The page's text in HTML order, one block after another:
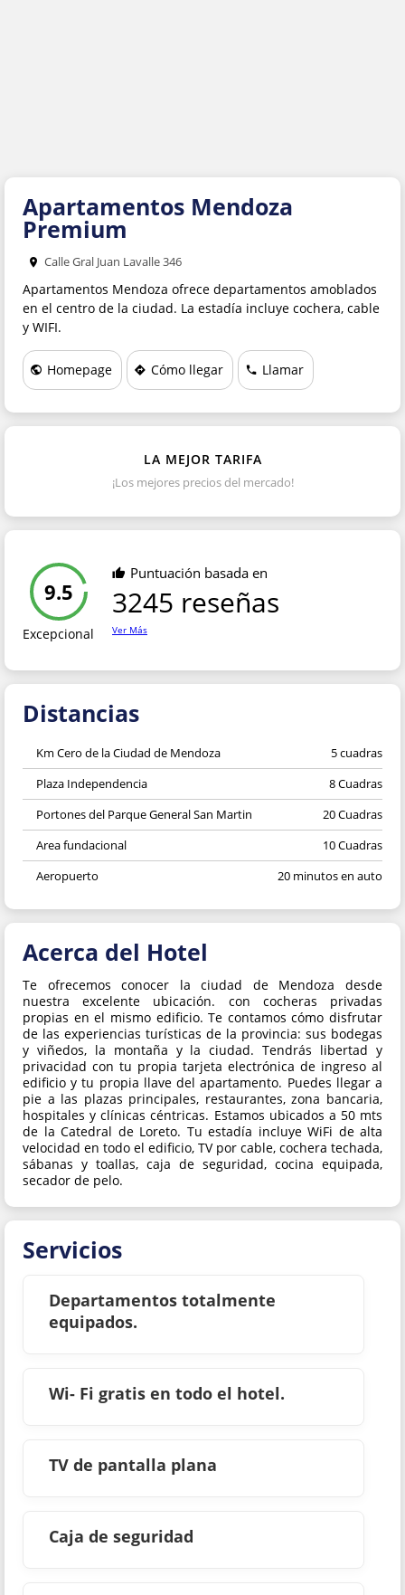
PROVINCIA
CONSULTA
Apartamentos Mendoza
Premium
Calle Gral Juan Lavalle 346
Apartamentos Mendoza ofrece departamentos amoblados
en el centro de la ciudad. La estadía incluye cochera, cable
y WIFI.
Homepage Cómo llegar Llamar
LA MEJOR TARIFA
¡Los mejores precios del mercado!
9.5
Excepcional
Puntuación basada en
3245 reseñas
Ver Más
Distancias
Km Cero de la Ciudad de Mendoza
5 cuadras
Plaza Independencia
8 Cuadras
Portones del Parque General San Martin
20 Cuadras
Area fundacional
10 Cuadras
Aeropuerto
20 minutos en auto
Acerca del Hotel
Te ofrecemos conocer la ciudad de Mendoza desde
nuestra excelente ubicación. con cocheras privadas
propias en el mismo edificio. Te contamos cómo disfrutar
de las experiencias turísticas de la provincia: sus bodegas
y viñedos, la montaña y la ciudad. Tendrás libertad y
privacidad con tu propia tarjeta electrónica de ingreso al
edificio y tu propia llave del apartamento. Puedes llegar a
pie a las plazas principales, restaurantes, zona bancaria,
hospitales y clínicas céntricas. Estamos ubicados a 50 mts
de la Catedral de Loreto. Tu estadía incluye WiFi de alta
velocidad en todo el edificio, TV por cable, cochera techada,
sábanas y toallas, caja de seguridad, cocina equipada,
secador de pelo.
Servicios
Departamentos totalmente
equipados.
Wi- Fi gratis en todo el hotel.
TV de pantalla plana
Caja de seguridad